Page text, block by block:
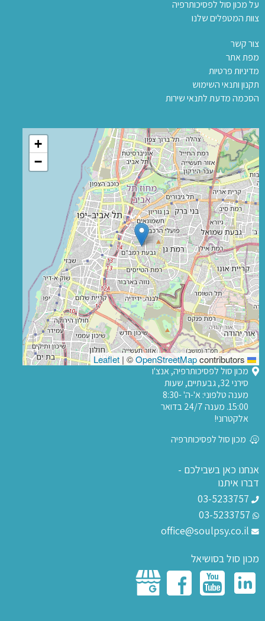
על מכון סול לפסיכותרפיה
צוות המטפלים שלנו
צור קשר
מפת אתר
מדיניות פרטיות
תקנון ותנאי השימוש
הסכמה מדעת לתנאי שירות
+
−
| ©OpenStreetMapcontributors
מכון סול לפסיכותרפיה, אנצ'ו
סירני 32, גבעתיים, שעות
מענה טלפוני: א'-ה' 8:30-
15:00. מענה 24/7 בדואר
אלקטרוני!
מכון סול לפסיכותרפיה
אנחנו כאן בשבילכם -
דברו איתנו
מכון סול בסושיאל